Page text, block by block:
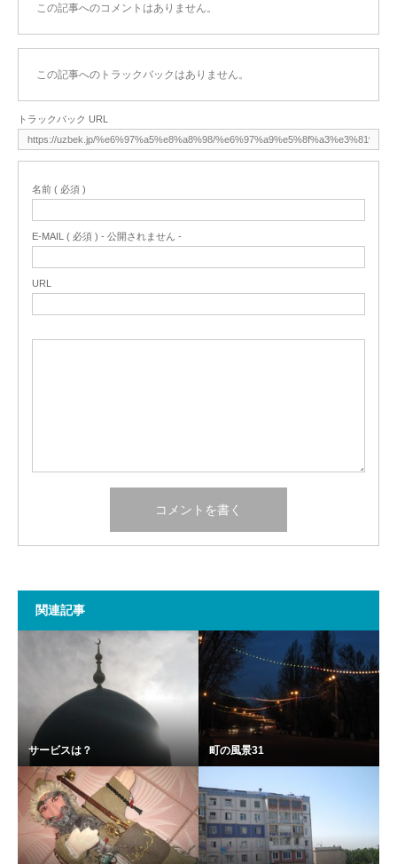
この記事へのコメントはありません。
この記事へのトラックバックはありません。
トラックバック URL
名前 ( 必須 )
E-MAIL ( 必須 ) - 公開されません -
URL
関連記事
サービスは？ 町の風景31